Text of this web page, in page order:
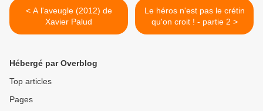
< A l'aveugle (2012) de
Xavier Palud
Le héros n'est pas le crétin
qu'on croit ! - partie 2 >
Hébergé par Overblog
Top articles
Pages